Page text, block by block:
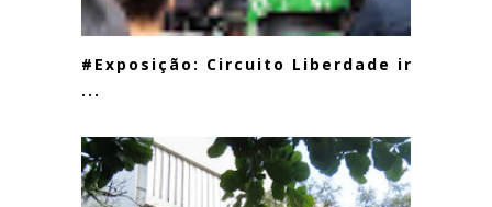
#Exposição: Circuito Liberdade irá
...